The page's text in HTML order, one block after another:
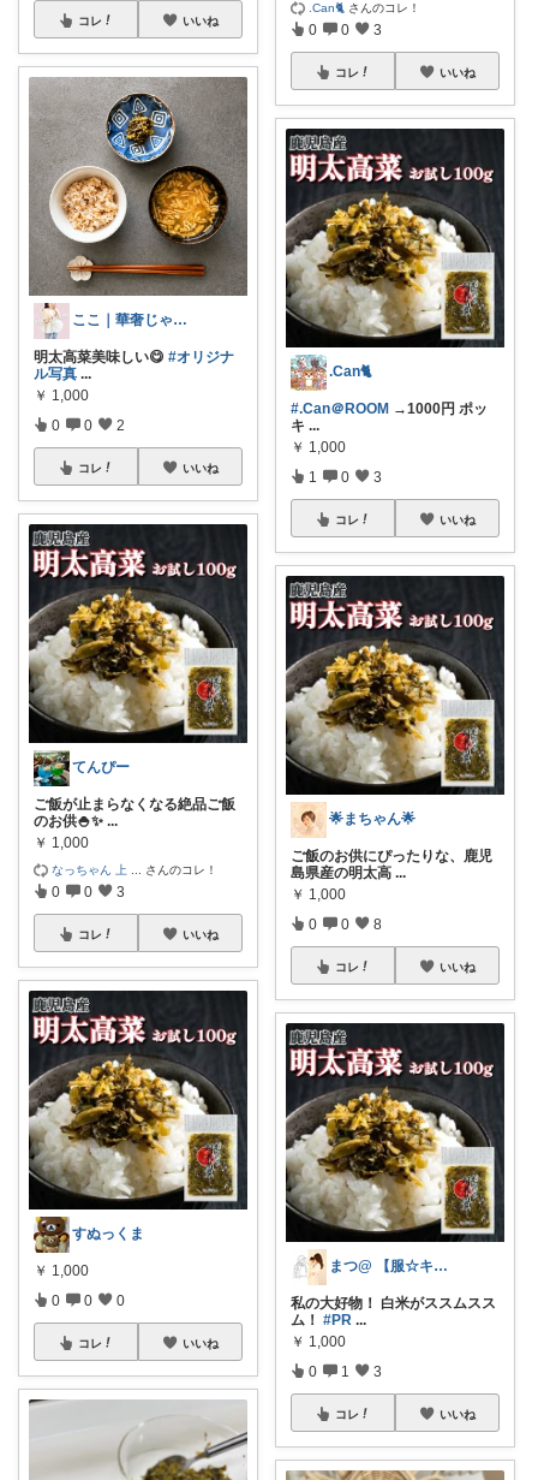
コレ いいね
ここ｜華奢じゃない低身長の着痩せ服選び
明太高菜美味しい😋 #オリジナ
ル写真 ...
￥ 1,000
0 0 2
コレ いいね
てんぴー
ご飯が止まらなくなる絶品ご飯
のお供🍚✨ ...
￥ 1,000
なっちゃん 上 さんのコレ！
0 0 3
コレ いいね
すぬっくま
￥ 1,000
0 0 0
コレ いいね
.Can🐈 さんのコレ！
0 0 3
コレ いいね
.Can🐈
#.Can＠ROOM →1000円 ポッ
キ ...
￥ 1,000
1 0 3
コレ いいね
🌟まちゃん🌟
ご飯のお供にぴったりな、鹿児
島県産の明太高 ...
￥ 1,000
0 0 8
コレ いいね
まつ@ 【服☆キッズ☆インテリア】
私の大好物！ 白米がススムスス
ム！ #PR ...
￥ 1,000
0 1 3
コレ いいね